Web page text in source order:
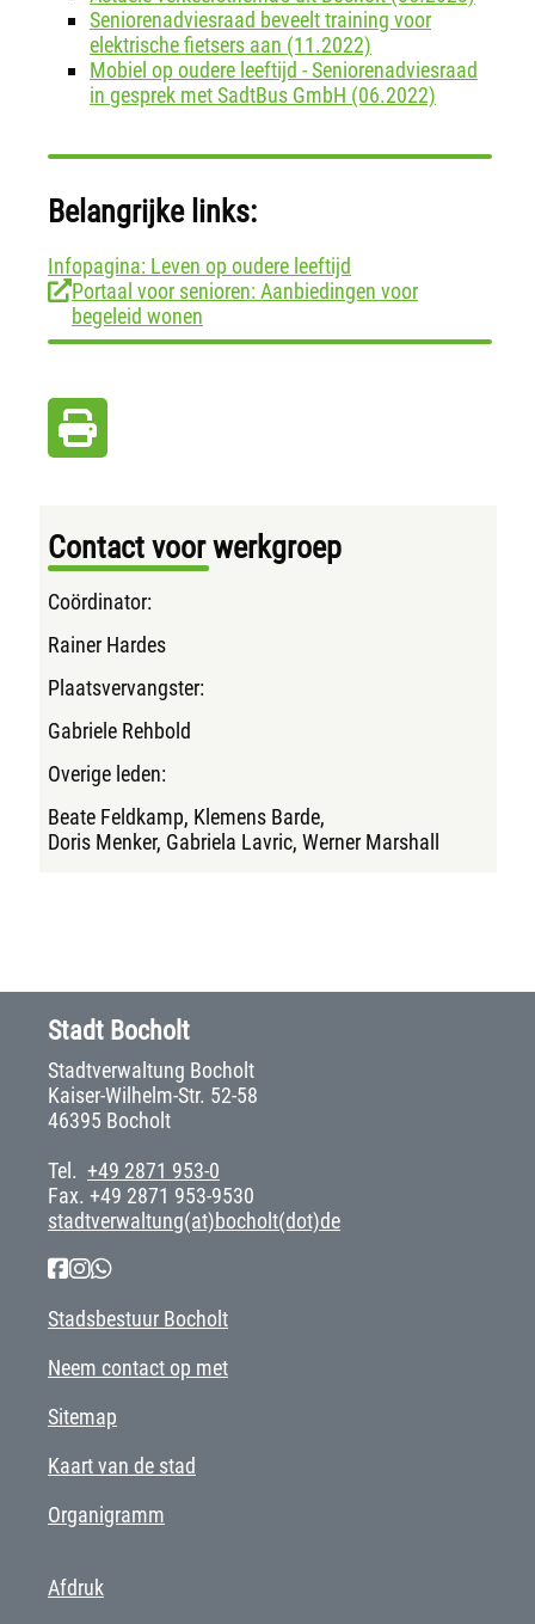
Seniorenadviesraad beveelt training voor
elektrische fietsers aan (11.2022)
Mobiel op oudere leeftijd - Seniorenadviesraad
in gesprek met SadtBus GmbH (06.2022)
Belangrijke links:
Infopagina: Leven op oudere leeftijd
Portaal voor senioren: Aanbiedingen voor
begeleid wonen
Contact voor werkgroep
Coördinator:
Rainer Hardes
Plaatsvervangster:
Gabriele Rehbold
Overige leden:
Beate Feldkamp, Klemens Barde,
Doris Menker, Gabriela Lavric, Werner Marshall
Stadt Bocholt
Stadtverwaltung Bocholt
Kaiser-Wilhelm-Str. 52-58
46395 Bocholt
Tel. +49 2871 953-0
Fax. +49 2871 953-9530
stadtverwaltung(at)bocholt(dot)de
Stadsbestuur Bocholt
Neem contact op met
Sitemap
Kaart van de stad
Organigramm
Afdruk